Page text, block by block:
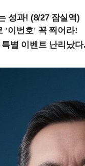
성과! (8/27 잠실역)